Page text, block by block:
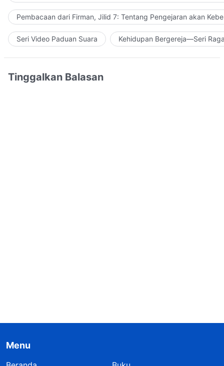
Pembacaan dari Firman, Jilid 7: Tentang Pengejaran akan
Seri Video Paduan Suara Kehidupan Bergereja—Seri
Tinggalkan Balasan
Menu